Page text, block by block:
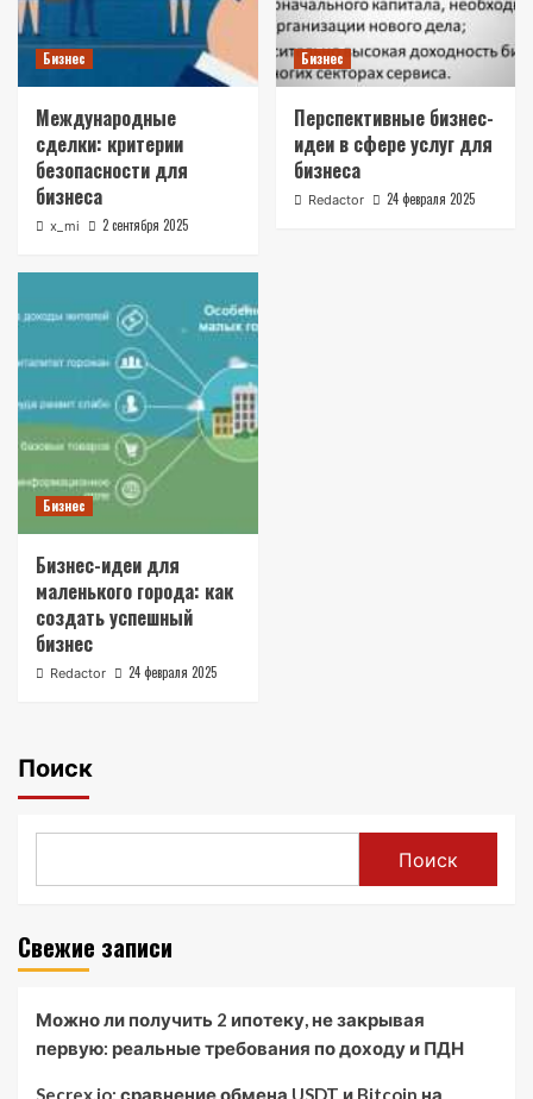
Бизнес
Международные
сделки: критерии
безопасности для
бизнеса
x_mi 2 сентября 2025
Бизнес
Перспективные бизнес-
идеи в сфере услуг для
бизнеса
Redactor 24 февраля 2025
Бизнес
Бизнес-идеи для
маленького города: как
создать успешный
бизнес
Redactor 24 февраля 2025
Поиск
Поиск
Свежие записи
Можно ли получить 2 ипотеку, не закрывая
первую: реальные требования по доходу и ПДН
Secrex.io: сравнение обмена USDT и Bitcoin на